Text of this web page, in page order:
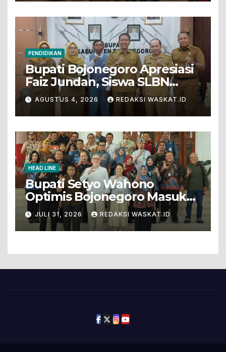
PENDIDIKAN
Bupati Bojonegoro Apresiasi
Faiz Jundan, Siswa SLBN
Gunungsari Baureno Masuk
LKS Diksus Tingkat Nasional
AGUSTUS 4, 2026 REDAKSI WASKAT.ID
HEAD LINE
Bupati Setyo Wahono
Optimis Bojonegoro Masuk
Unesco Global Geopark
JULI 31, 2026 REDAKSI WASKAT.ID